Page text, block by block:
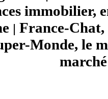
immobilier,
| France-Chat,
Monde, le